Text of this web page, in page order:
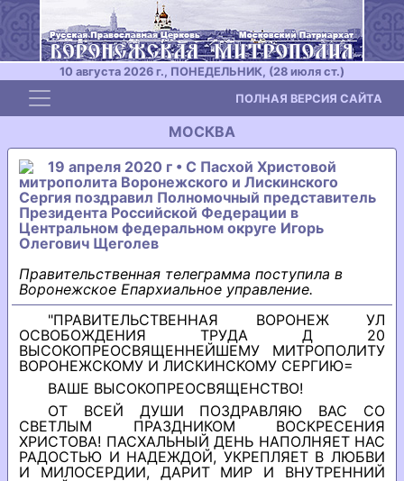
10 августа 2026 г., ПОНЕДЕЛЬНИК, (28 июля ст.)
Toggle navigation ПОЛНАЯ ВЕРСИЯ САЙТА
МОСКВА
19 апреля 2020 г • С Пасхой Христовой
митрополита Воронежского и Лискинского
Сергия поздравил Полномочный представитель
Президента Российской Федерации в
Центральном федеральном округе Игорь
Олегович Щеголев
Правительственная телеграмма поступила в
Воронежское Епархиальное управление.
"ПРАВИТЕЛЬСТВЕННАЯ ВОРОНЕЖ УЛ
ОСВОБОЖДЕНИЯ ТРУДА Д 20
ВЫСОКОПРЕОСВЯЩЕННЕЙШЕМУ МИТРОПОЛИТУ
ВОРОНЕЖСКОМУ И ЛИСКИНСКОМУ СЕРГИЮ=
ВАШЕ ВЫСОКОПРЕОСВЯЩЕНСТВО!
ОТ ВСЕЙ ДУШИ ПОЗДРАВЛЯЮ ВАС СО
СВЕТЛЫМ ПРАЗДНИКОМ ВОСКРЕСЕНИЯ
ХРИСТОВА! ПАСХАЛЬНЫЙ ДЕНЬ НАПОЛНЯЕТ НАС
РАДОСТЬЮ И НАДЕЖДОЙ, УКРЕПЛЯЕТ В ЛЮБВИ
И МИЛОСЕРДИИ, ДАРИТ МИР И ВНУТРЕННИЙ